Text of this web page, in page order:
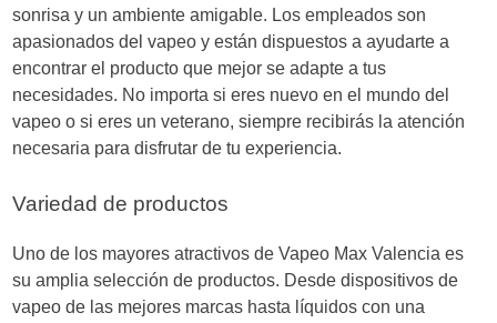
sonrisa y un ambiente amigable. Los empleados son
apasionados del vapeo y están dispuestos a ayudarte a
encontrar el producto que mejor se adapte a tus
necesidades. No importa si eres nuevo en el mundo del
vapeo o si eres un veterano, siempre recibirás la atención
necesaria para disfrutar de tu experiencia.
Variedad de productos
Uno de los mayores atractivos de Vapeo Max Valencia es
su amplia selección de productos. Desde dispositivos de
vapeo de las mejores marcas hasta líquidos con una